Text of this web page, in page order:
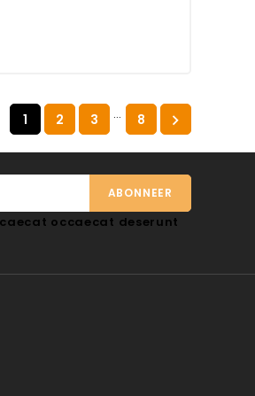
1 2 3 … 8 
occaecat deserunt